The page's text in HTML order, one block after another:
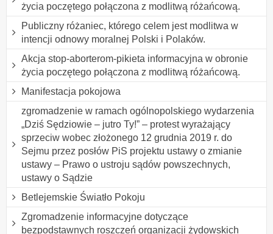
życia poczętego połączona z modlitwą różańcową.
Publiczny różaniec, którego celem jest modlitwa w
intencji odnowy moralnej Polski i Polaków.
Akcja stop-aborterom-pikieta informacyjna w obronie
życia poczętego połączona z modlitwą różańcową.
Manifestacja pokojowa
zgromadzenie w ramach ogólnopolskiego wydarzenia
„Dziś Sędziowie – jutro Ty!” – protest wyrażający
sprzeciw wobec złożonego 12 grudnia 2019 r. do
Sejmu przez posłów PiS projektu ustawy o zmianie
ustawy – Prawo o ustroju sądów powszechnych,
ustawy o Sądzie
Betlejemskie Światło Pokoju
Zgromadzenie informacyjne dotyczące
bezpodstawnych roszczeń organizacji żydowskich